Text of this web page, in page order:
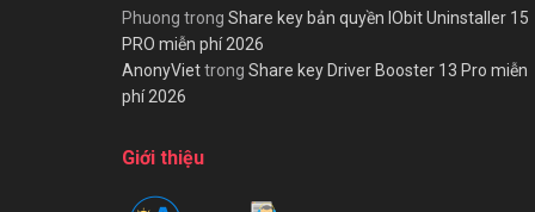
Phuong trong Share key bản quyền IObit Uninstaller 15
PRO miễn phí 2026
AnonyViettrong Share key Driver Booster 13 Pro miễn
phí 2026
Giới thiệu